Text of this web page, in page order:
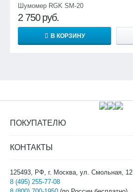
Шумомер RGK SM-20
2 750 руб.
В КОРЗИНУ
ПОКУПАТЕЛЮ
КОНТАКТЫ
125493, РФ, г. Москва, ул. Смольная, 12
8 (495) 255-77-08